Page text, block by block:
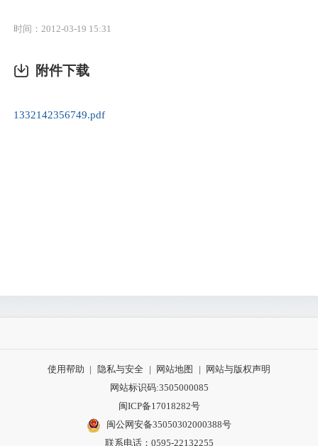
时间：2012-03-19 15:31
附件下载
1332142356749.pdf
使用帮助 | 隐私与安全 | 网站地图 |
网站与版权声明
网站标识码:3505000085
闽ICP备17018282号
闽公网安备35050302000388号
联系电话：0595-22132255